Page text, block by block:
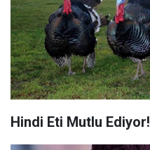
Hindi Eti Mutlu Ediyor!